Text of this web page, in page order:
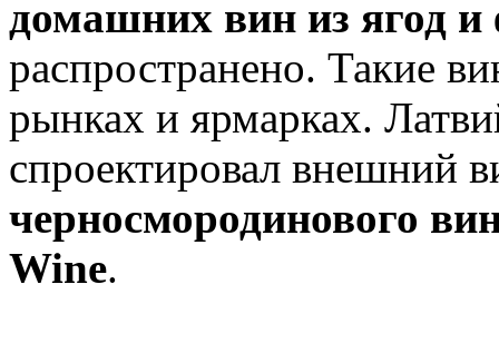
домашних вин из ягод
распространено. Такие
рынках и ярмарках.
спроектировал внешний
черносмородинового
Wine.